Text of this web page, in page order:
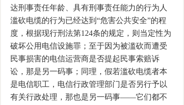
达刑事责任年龄、具有刑事责任能力的行为人
滥砍电缆的行为已经达到“危害公共安全”的程
度，根据现行刑法第124条的规定，则当定性为
破坏公用电信设施罪；至于因为被滥砍而遭受
民事损害的电信运营商是否提起民事索赔诉
讼，那是另一码事；同理，假若滥砍电缆者本
是电信职工，电信行政管理部门是否另行予以
有关行政处理，那也是另一码事――它们都不